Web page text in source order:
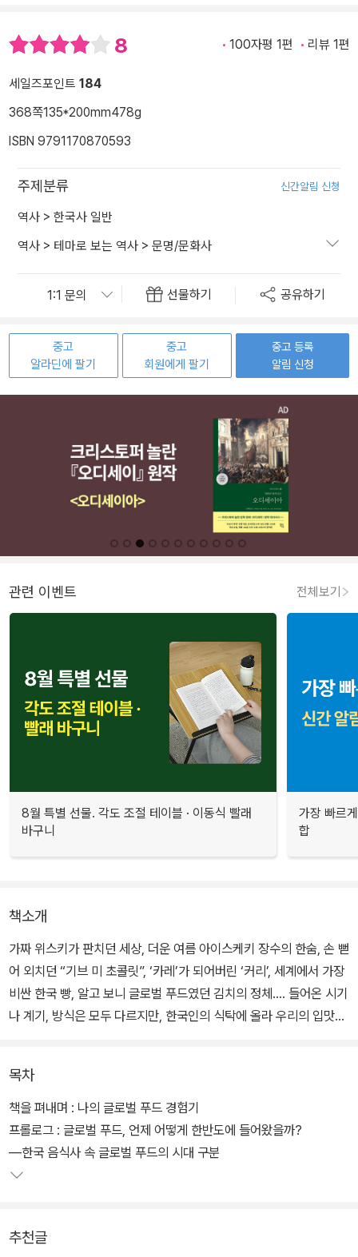
8 100자평 1편 리뷰 1편
세일즈포인트 184
368쪽135*200mm478g
ISBN 9791170870593
주제분류 신간알림 신청
역사 > 한국사 일반
역사 > 테마로 보는 역사 > 문명/문화사
선물하기 공유하기
중고
알라딘에 팔기
중고
회원에게 팔기
중고 등록
알림 신청
관련 이벤트 전체보기
8월 특별 선물. 각도 조절 테이블 · 이동식 빨래
바구니
가장 빠르
합
책소개
가짜 위스키가 판치던 세상, 더운 여름 아이스케키 장수의 한숨, 손 뻗
어 외치던 “기브 미 초콜릿”, ‘카레’가 되어버린 ‘커리’, 세계에서 가장
비싼 한국 빵, 알고 보니 글로벌 푸드였던 김치의 정체…. 들어온 시기
나 계기, 방식은 모두 다르지만, 한국인의 식탁에 올라 우리의 입맛을
푸드가 만든 달고 짜고 맵고 쌉쌀한 한국 음식문화사가 맛깔나게 펼
쳐진다.
목차
책을 펴내며 : 나의 글로벌 푸드 경험기
프롤로그 : 글로벌 푸드, 언제 어떻게 한반도에 들어왔을까?
―한국 음식사 속 글로벌 푸드의 시대 구분
추천글